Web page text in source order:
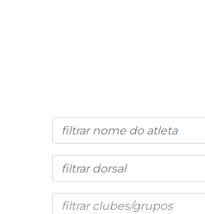
filtrar clubes/grupos